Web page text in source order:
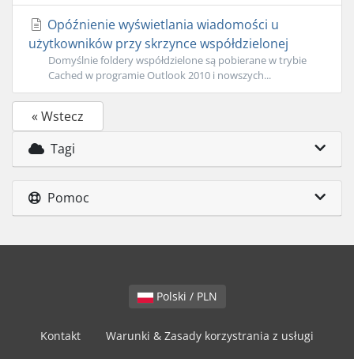
Opóźnienie wyświetlania wiadomości u
użytkowników przy skrzynce współdzielonej
Domyślnie foldery współdzielone są pobierane w trybie
Cached w programie Outlook 2010 i nowszych...
« Wstecz
Tagi
Pomoc
Polski / PLN
Kontakt Warunki & Zasady korzystrania z usługi